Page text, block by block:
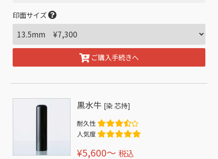
印面サイズ
ご購入手続きへ
黒水牛 [染 芯持]
耐久性
人気度
¥5,600〜 税込